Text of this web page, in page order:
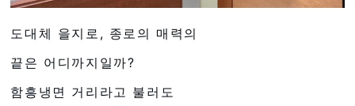
도대체 을지로, 종로의 매력의
끝은 어디까지일까?
함흥냉면 거리라고 불러도